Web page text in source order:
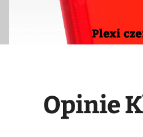
Opinie